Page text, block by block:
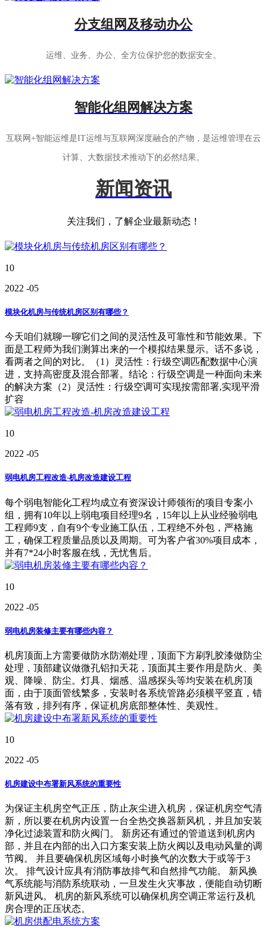
分支组网及移动办公
运维、业务、办公、全方位保护您的数据安全。
智能化组网解决方案
互联网+智能运维是IT运维与互联网深度融合的产物，是运维管理在云
计算、大数据技术推动下的必然结果。
新闻资讯
关注我们，了解企业最新动态！
10
2022 -05
模块化机房与传统机房区别有哪些？
今天咱们就聊一聊它们之间的灵活性及可靠性和节能效果。下
面是工程师为我们测算出来的一个模拟结果显示。话不多说，
看两者之间的对比。（1）灵活性：行级空调匹配数据中心演
进，支持高密度及混合部署。结论：行级空调是一种面向未来
的解决方案（2）灵活性：行级空调可实现按需部署,实现平滑
扩容
10
2022 -05
弱电机房工程改造-机房改造建设工程
每个弱电智能化工程均成立有资深设计师领衔的项目专案小
组，拥有10年以上弱电项目经理9名，15年以上从业经验弱电
工程师9支，自有9个专业施工队伍，工程绝不外包，严格施
工，确保工程质量品质以及周期。可为客户省30%项目成本，
并有7*24小时客服在线，无忧售后。
10
2022 -05
弱电机房装修主要有哪些内容？
机房顶面上方需要做防水防潮处理，顶面下方刷乳胶漆做防尘
处理，顶部建议做微孔铝扣天花，顶面其主要作用是防火、美
观、降噪、防尘。灯具、烟感、温感探头等均安装在机房顶
面，由于顶面管线繁多，安装时各系统管路必须横平竖直，错
落有致，排列有序，保证机房底部整体性、美观性。
10
2022 -05
机房建设中布署新风系统的重要性
为保证主机房空气正压，防止灰尘进入机房，保证机房空气清
新，所以要在机房内设置一台全热交换器新风机，并且加安装
净化过滤装置和防火阀门。 新房还有通过的管道送到机房内
部，并且在内部的出入口方案安装上防火阀以及电动风量的调
节阀。 并且要确保机房区域每小时换气的次数大于或等于3
次。 排气设计应具有消防事故排气和自然排气功能。 新风换
气系统能与消防系统联动，一旦发生火灾事故，便能自动切断
新风进风。 机房的新风系统可以确保机房空调正常运行及机
房合理的正压状态。